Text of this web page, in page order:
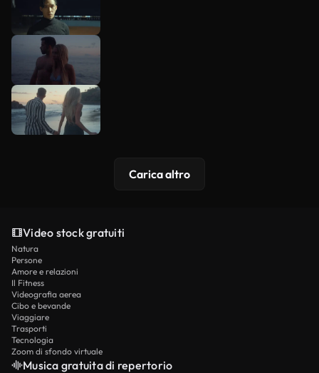
Carica altro
Video stock gratuiti
Natura
Persone
Amore e relazioni
Il Fitness
Videografia aerea
Cibo e bevande
Viaggiare
Trasporti
Tecnologia
Zoom di sfondo virtuale
Musica gratuita di repertorio